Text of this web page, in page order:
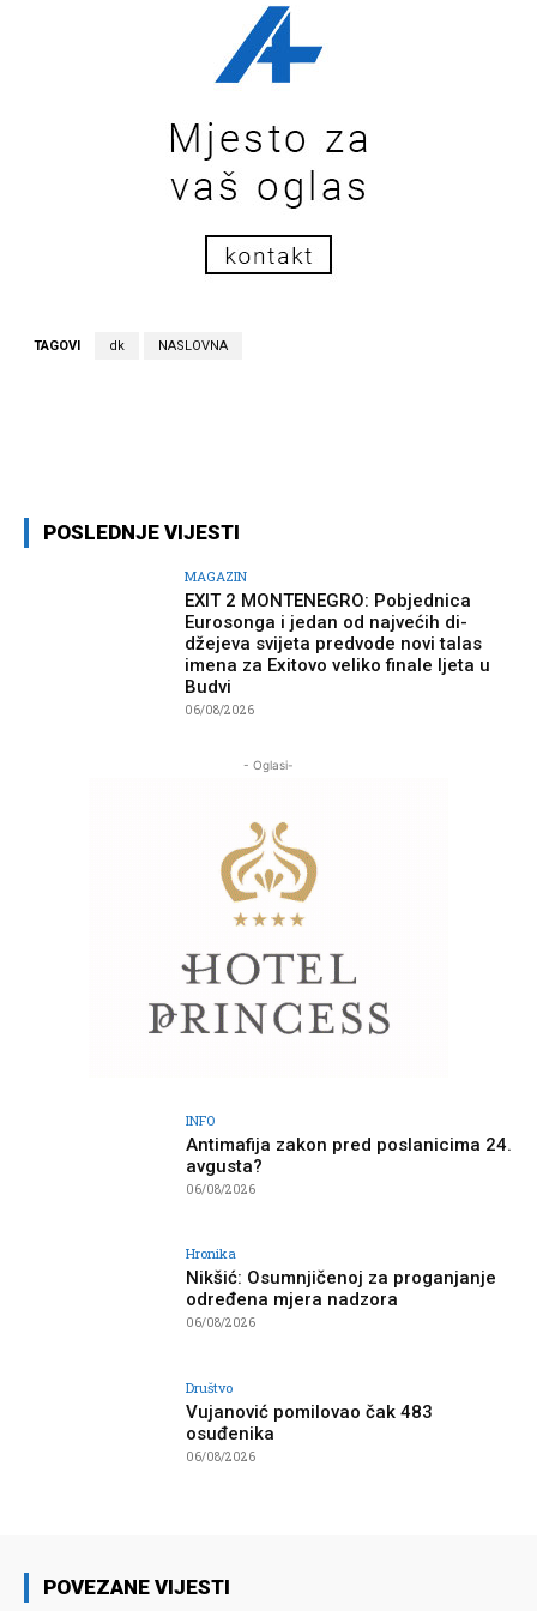
TAGOVI dk NASLOVNA
POSLEDNJE VIJESTI
MAGAZIN
EXIT 2 MONTENEGRO: Pobjednica
Eurosonga i jedan od najvećih di-
džejeva svijeta predvode novi talas
imena za Exitovo veliko finale ljeta u
Budvi
06/08/2026
- Oglasi-
INFO
Antimafija zakon pred poslanicima 24.
avgusta?
06/08/2026
Hronika
Nikšić: Osumnjičenoj za proganjanje
određena mjera nadzora
06/08/2026
Društvo
Vujanović pomilovao čak 483
osuđenika
06/08/2026
POVEZANE VIJESTI